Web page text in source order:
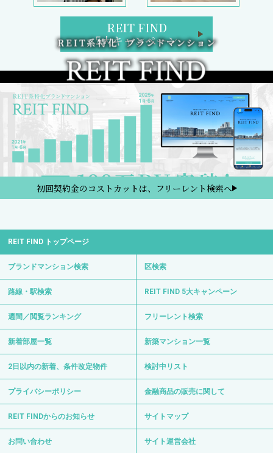
REIT FIND
5大キャンペーン
初回契約金のコストカットは、フリーレント検索へ
REIT FIND トップページ
ブランドマンション検索 区検索
路線・駅検索 REIT FIND 5大キャンペーン
週間／閲覧ランキング フリーレント検索
新着部屋一覧 新築マンション一覧
2日以内の新着、条件改定物件 検討中リスト
プライバシーポリシー 金融商品の販売に関して
REIT FINDからのお知らせ サイトマップ
お問い合わせ サイト運営会社